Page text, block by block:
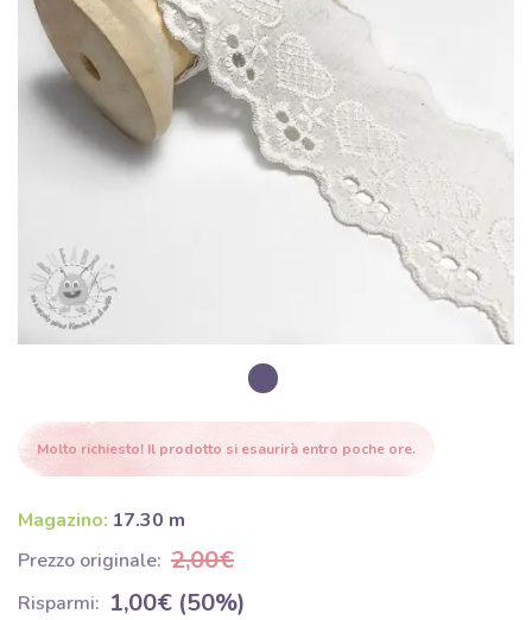
Molto richiesto! Il prodotto si esaurirà entro poche ore.
Magazino: 17.30 m
Prezzo originale: 2,00€
Risparmi: 1,00€ (50%)